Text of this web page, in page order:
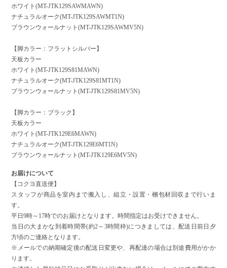
ホワイト(MT-JTK129SAWMAWN)
ナチュラルオーク(MT-JTK129SAWMT1N)
ブラウンウォールナット(MT-JTK129SAWMV5N)
【脚カラー：フラットシルバー】
天板カラー
ホワイト(MT-JTK129S81MAWN)
ナチュラルオーク(MT-JTK129S81MT1N)
ブラウンウォールナット(MT-JTK129S81MV5N)
【脚カラー：ブラック】
天板カラー
ホワイト(MT-JTK129E6MAWN)
ナチュラルオーク(MT-JTK129E6MT1N)
ブラウンウォールナット(MT-JTK129E6MV5N)
お届けについて
【コクヨ直送便】
スタッフが商品を室内まで搬入し、組立・設置・梱包材回収まで行いま
す。
平日9時～17時でのお届けとなります。時間指定はお受けできません。
当日の大まかな到着時間帯(約2～3時間枠)につきましては、配送日前日夕
方頃のご連絡となります。
※メールでの納期確定後の配送日変更や、再配達の場合は別途費用がかか
ります。